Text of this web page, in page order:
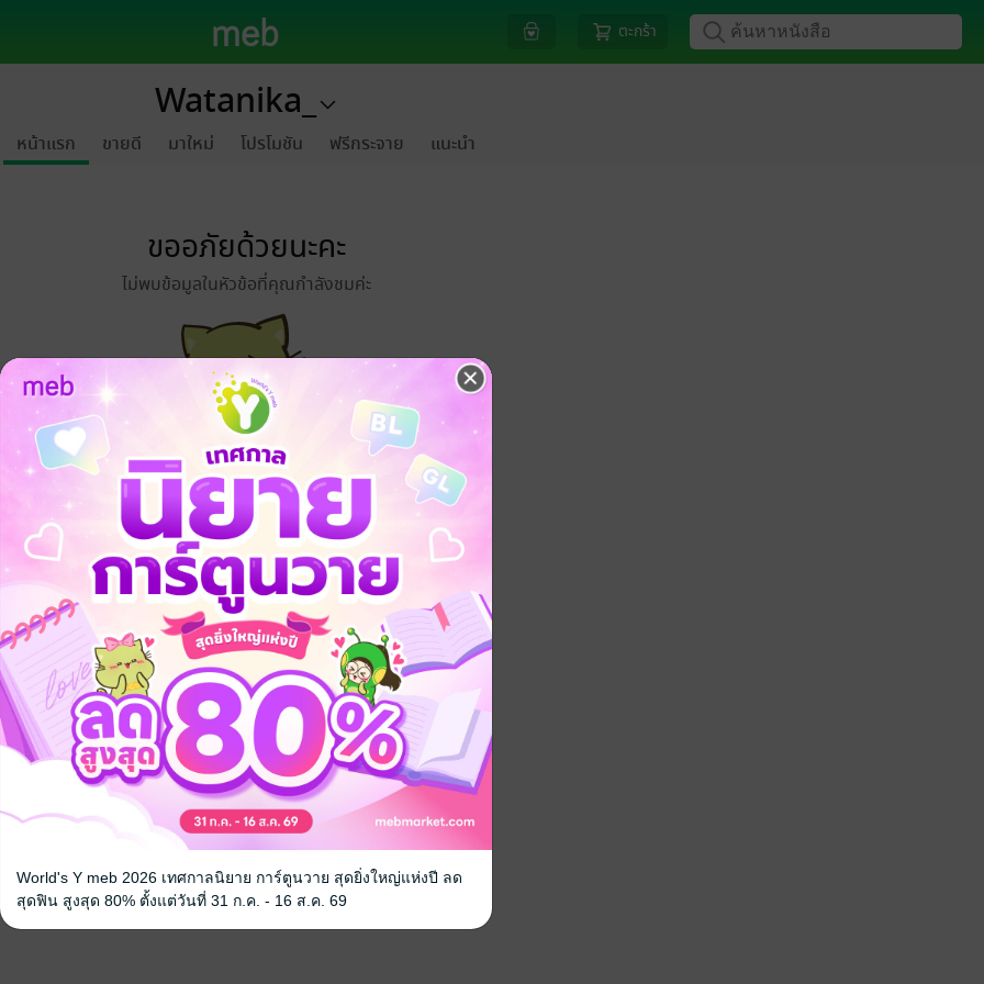
ตะกร้า
Watanika_
หน้าแรก ขายดี มาใหม่ โปรโมชัน ฟรีกระจาย แนะนำ
ขออภัยด้วยนะคะ
ไม่พบข้อมูลในหัวข้อที่คุณกำลังชมค่ะ
World's Y meb 2026 เทศกาลนิยาย การ์ตูนวาย สุดยิ่งใหญ่แห่งปี ลด
สุดฟิน สูงสุด 80% ตั้งแต่วันที่ 31 ก.ค. - 16 ส.ค. 69